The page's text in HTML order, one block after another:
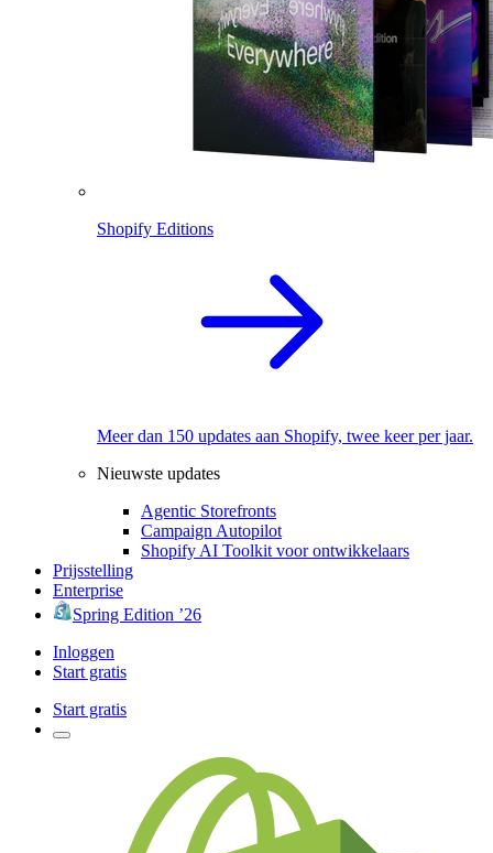
Shopify Editions
Meer dan 150 updates aan Shopify, twee keer per jaar.
Nieuwste updates
Agentic Storefronts
Campaign Autopilot
Shopify AI Toolkit voor ontwikkelaars
Prijsstelling
Enterprise
Spring Edition ’26
Inloggen
Start gratis
Start gratis